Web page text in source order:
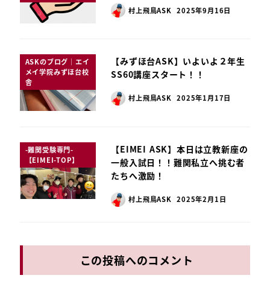
村上飛鳥ASK 2025年9月16日
ASKのブログ｜エイ
メイ学院みずほ台校
舎
【みずほ台ASK】いよいよ２年生
SS60講座スタート！！
村上飛鳥ASK 2025年1月17日
-難関受験専門-
【EIMEI-TOP】
【EIMEI ASK】本日は立教新座の
一般入試日！！難関私立へ挑む者
たちへ激励！
村上飛鳥ASK 2025年2月1日
この投稿へのコメント